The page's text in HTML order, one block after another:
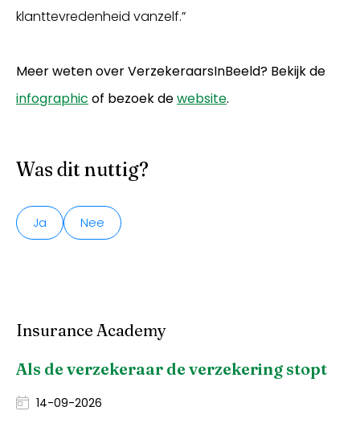
klanttevredenheid vanzelf.”
Meer weten over VerzekeraarsInBeeld? Bekijk de
infographic of bezoek dewebsite.
Was dit nuttig?
Ja Nee
Insurance Academy
Als de verzekeraar de verzekering stopt
14-09-2026